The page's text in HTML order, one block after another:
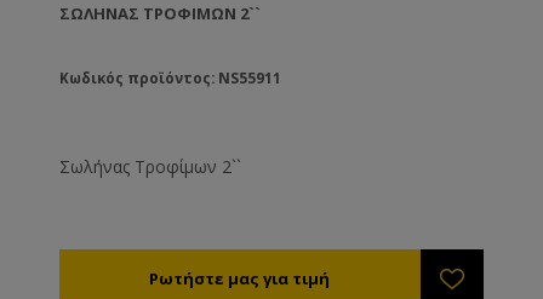
ΣΩΛΉΝΑΣ ΤΡΟΦΊΜΩΝ 2``
Κωδικός προϊόντος: NS55911
Σωλήνας Τροφίμων 2``